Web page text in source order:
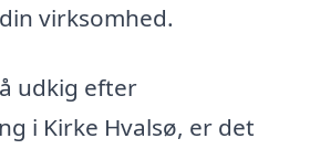
virksomhed.
udkig efter
i Kirke Hvalsø, er det